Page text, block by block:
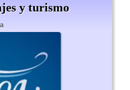
y turismo